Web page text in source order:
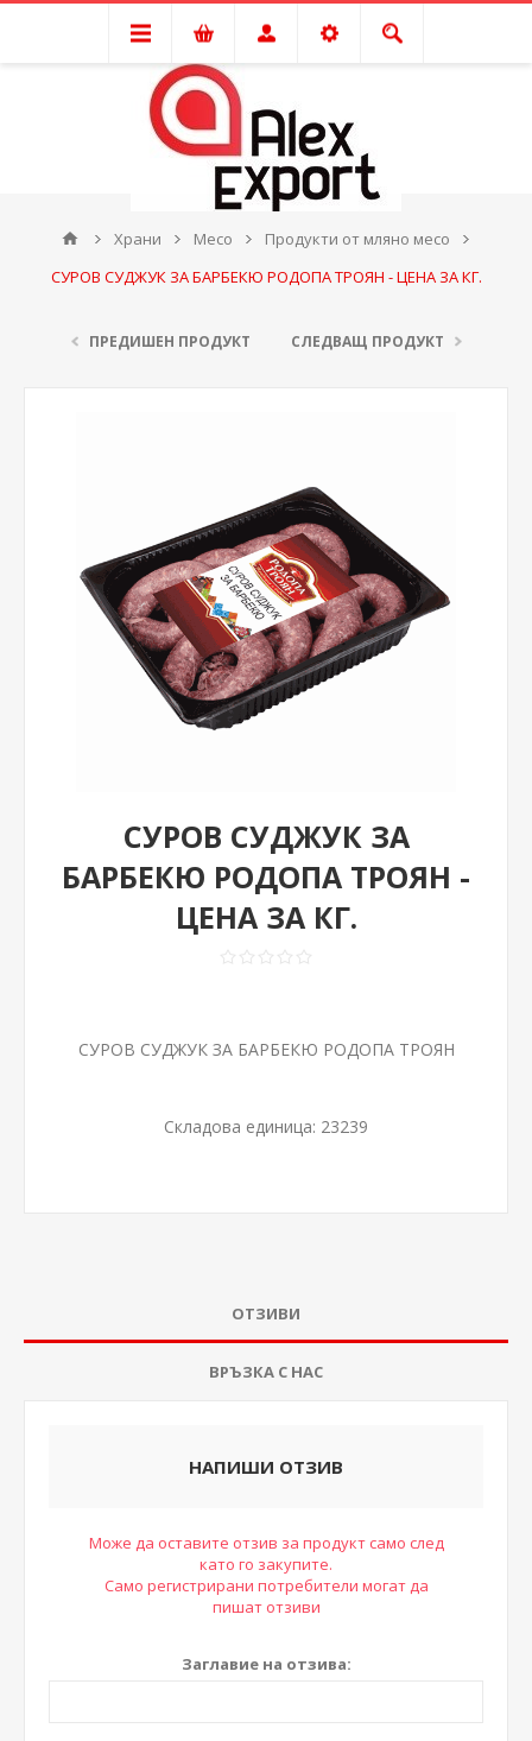
Храни Месо
Продукти от мляно месо
СУРОВ СУДЖУК ЗА БАРБЕКЮ РОДОПА ТРОЯН - ЦЕНА ЗА КГ.
ПРЕДИШЕН ПРОДУКТ СЛЕДВАЩ ПРОДУКТ
СУРОВ СУДЖУК ЗА
БАРБЕКЮ РОДОПА ТРОЯН -
ЦЕНА ЗА КГ.
СУРОВ СУДЖУК ЗА БАРБЕКЮ РОДОПА ТРОЯН
Складова единица: 23239
ОТЗИВИ
ВРЪЗКА С НАС
НАПИШИ ОТЗИВ
Може да оставите отзив за продукт само след
като го закупите.
Само регистрирани потребители могат да
пишат отзиви
Заглавие на отзива: